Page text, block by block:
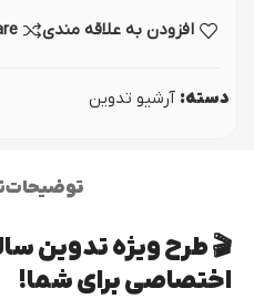
افزودن به علاقه مندی
دسته: آرشیو تدوین
توضیحات
🎬 طرح ویژه تدوین
اختصاصی برای شما!